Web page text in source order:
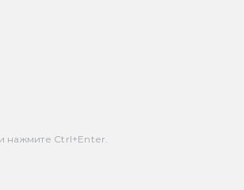
нажмите Ctrl+Enter.